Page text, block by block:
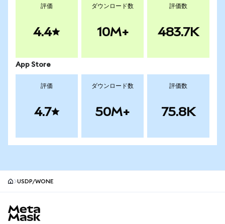
評価
4.4
ダウンロード数
10M+
評価数
483.7K
App Store
評価
4.7
ダウンロード数
50M+
評価数
75.8K
USDP/WONE